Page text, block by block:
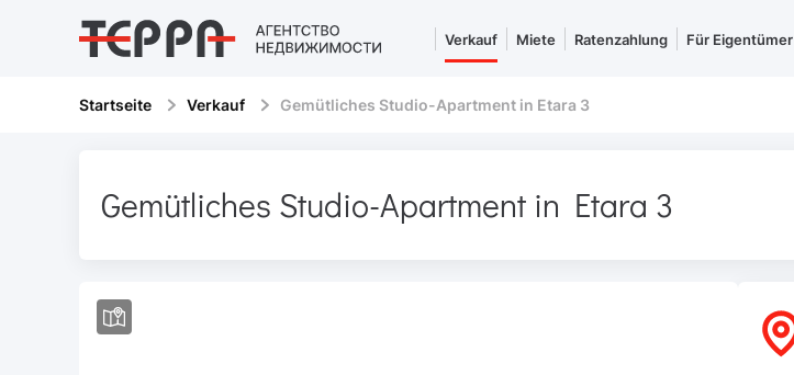
Verkauf Miete Ratenzahlung Für Eigentümer
Startseite Verkauf Gemütliches Studio-Apartment in Etara 3
Gemütliches Studio-Apartment in Etara 3